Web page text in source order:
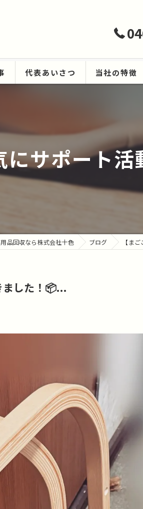
代表あいさつ 当社の特徴
遺品整理
生前整理
にサポート
品回収なら株式会社十色 ブログ 【ま
ました！📦...